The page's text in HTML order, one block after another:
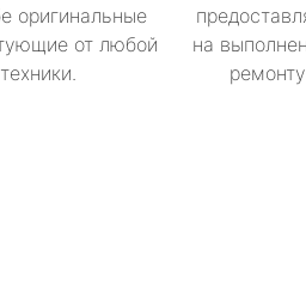
оригинальные
от любой
техники.
на